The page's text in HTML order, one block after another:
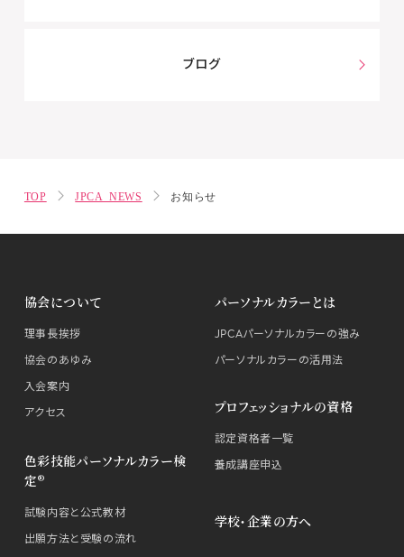
ブログ
TOP JPCA NEWS お知らせ
協会について
理事長挨拶
協会のあゆみ
入会案内
アクセス
パーソナルカラーとは
JPCAパーソナルカラーの強み
パーソナルカラーの活用法
色彩技能パーソナルカラー検
定®
試験内容と公式教材
出願方法と受験の流れ
プロフェッショナルの資格
認定資格者一覧
養成講座申込
学校・企業の方へ